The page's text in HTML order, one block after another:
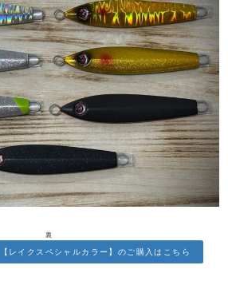
裏
イクスペシャルカラー】のご購入はこちら